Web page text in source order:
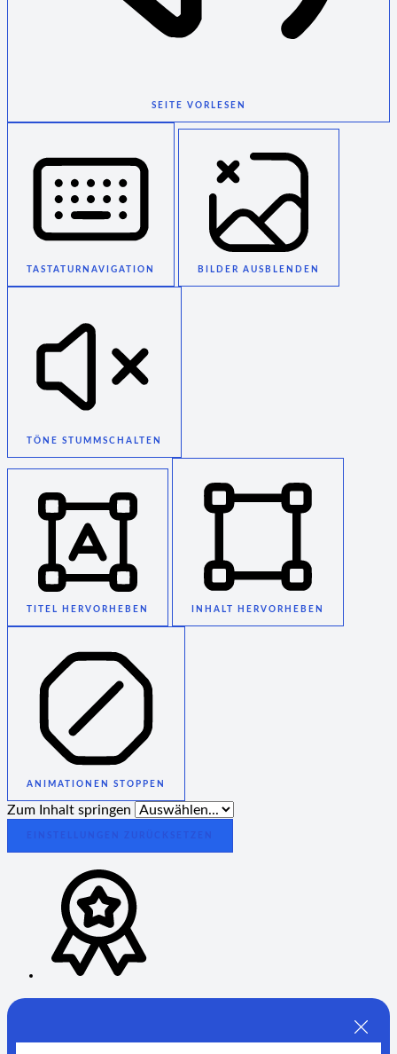
SEITE VORLESEN
TASTATURNAVIGATION BILDER AUSBLENDEN
TÖNE STUMMSCHALTEN
TITEL HERVORHEBEN INHALT HERVORHEBEN
ANIMATIONEN STOPPEN
Zum Inhalt springen